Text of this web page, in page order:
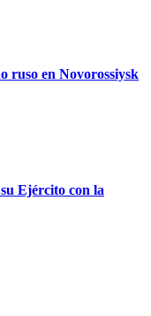
ruso en Novorossiysk
Ejército con la